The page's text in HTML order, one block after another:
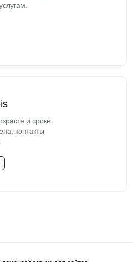
и сроке
контакты